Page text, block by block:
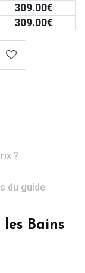
309.00€
309.00€
?
du guide
Bains